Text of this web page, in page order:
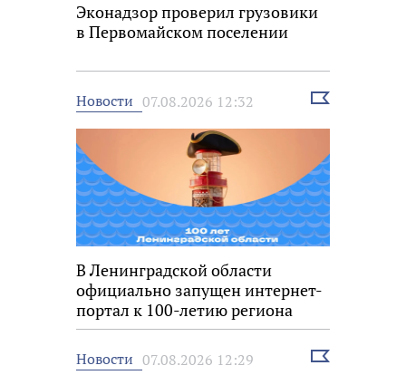
Эконадзор проверил грузовики
в Первомайском поселении
Новости 07.08.2026 12:32
Выбрать
В Ленинградской области
официально запущен интернет-
портал к 100-летию региона
Новости 07.08.2026 12:29
Выбрать